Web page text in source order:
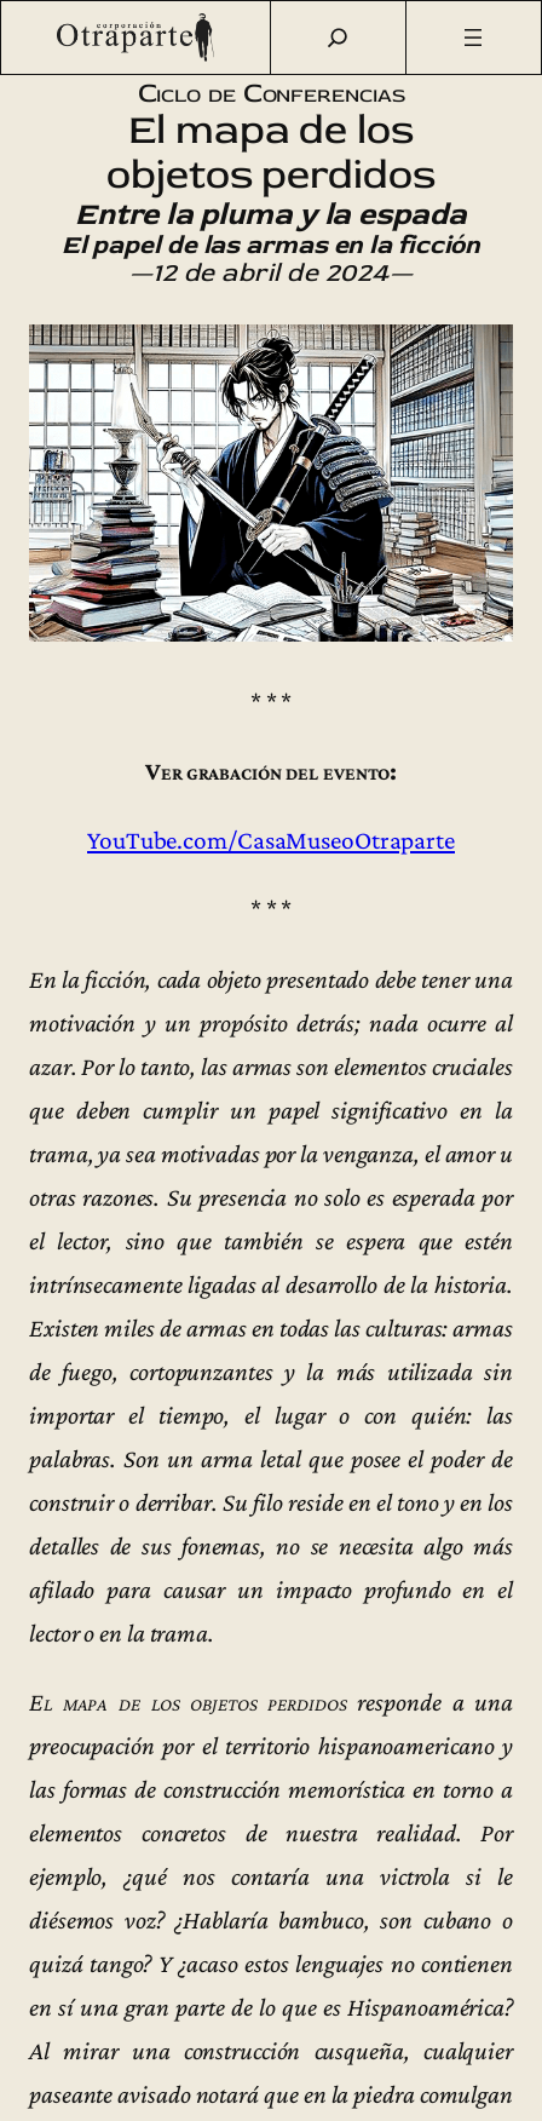
Saltar
Otraparte.org/Agenda Cultural Literatura
Entre la
pluma y la espada
Ciclo de Conferencias
El mapa de los
objetos perdidos
Entre la pluma y la espada
El papel de las armas en la ficción
—12 de abril de 2024—
* * *
Ver grabación del evento:
YouTube.com/CasaMuseoOtraparte
* * *
En la ficción, cada objeto presentado debe tener una
motivación y un propósito detrás; nada ocurre al
azar. Por lo tanto, las armas son elementos cruciales
que deben cumplir un papel significativo en la
trama, ya sea motivadas por la venganza, el amor u
otras razones. Su presencia no solo es esperada por
el lector, sino que también se espera que estén
intrínsecamente ligadas al desarrollo de la historia.
Existen miles de armas en todas las culturas: armas
de fuego, cortopunzantes y la más utilizada sin
importar el tiempo, el lugar o con quién: las
palabras. Son un arma letal que posee el poder de
construir o derribar. Su filo reside en el tono y en los
detalles de sus fonemas, no se necesita algo más
afilado para causar un impacto profundo en el
lector o en la trama.
El mapa de los objetos perdidosresponde a una
preocupación por el territorio hispanoamericano y
las formas de construcción memorística en torno a
elementos concretos de nuestra realidad. Por
ejemplo, ¿qué nos contaría una victrola si le
diésemos voz? ¿Hablaría bambuco, son cubano o
quizá tango? Y ¿acaso estos lenguajes no contienen
en sí una gran parte de lo que es Hispanoamérica?
Al mirar una construcción cusqueña, cualquier
paseante avisado notará que en la piedra comulgan